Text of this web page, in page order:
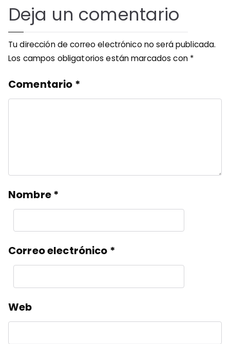
Deja un comentario
Tu dirección de correo electrónico no será publicada.
Los campos obligatorios están marcados con *
Comentario *
Nombre*
Correo electrónico *
Web